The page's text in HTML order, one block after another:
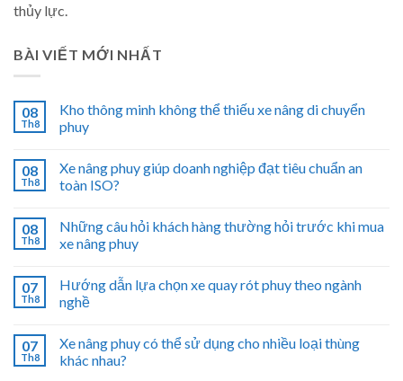
thủy lực.
BÀI VIẾT MỚI NHẤT
08
Th8
Kho thông minh không thể thiếu xe nâng di chuyển
phuy
08
Th8
Xe nâng phuy giúp doanh nghiệp đạt tiêu chuẩn an
toàn ISO?
08
Th8
Những câu hỏi khách hàng thường hỏi trước khi mua
xe nâng phuy
07
Th8
Hướng dẫn lựa chọn xe quay rót phuy theo ngành
nghề
07
Th8
Xe nâng phuy có thể sử dụng cho nhiều loại thùng
khác nhau?